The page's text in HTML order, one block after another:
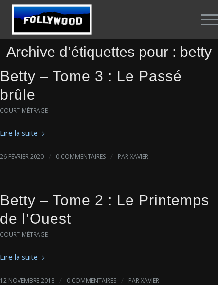
Archive d’étiquettes pour : betty
Betty – Tome 3 : Le Passé
brûle
COURT-MÉTRAGE
Lire la suite
26 FÉVRIER 2020 / 0 COMMENTAIRES / PARXAVIER
Betty – Tome 2 : Le Printemps
de l’Ouest
COURT-MÉTRAGE
Lire la suite
12 NOVEMBRE 2018 / 0 COMMENTAIRES / PARXAVIER